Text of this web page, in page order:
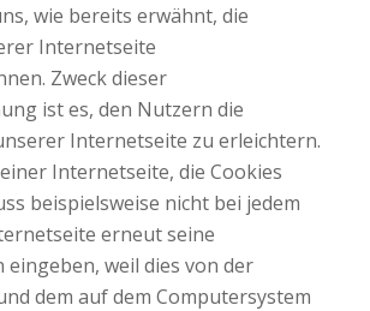
wie bereits erwähnt, die
Internetseite
Zweck dieser
ist es, den Nutzern die
Internetseite zu erleichtern.
Internetseite, die Cookies
beispielsweise nicht bei jedem
erneut seine
eingeben, weil dies von der
dem auf dem Computersystem